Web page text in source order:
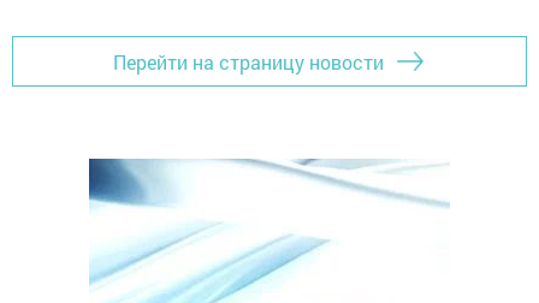
Перейти на страницу новости